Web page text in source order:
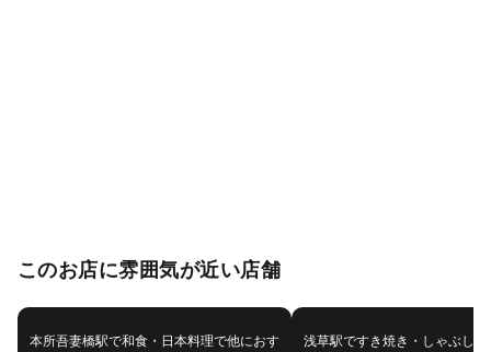
このお店に雰囲気が近い店舗
本所吾妻橋駅で和食・日本料理で他におす
浅草駅ですき焼き・しゃぶし